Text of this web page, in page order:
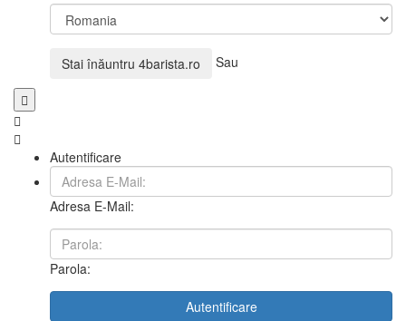
Stai înăuntru 4barista.ro Sau
Autentificare
Adresa E-Mail:
Parola:
Autentificare